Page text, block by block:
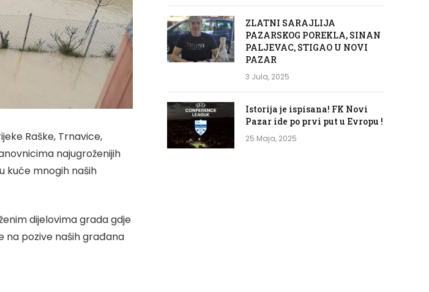
Raške, Trnavice,
najugroženijih
kuće mnogih naših
dijelovima grada gdje
na pozive naših građana
ZLATNI SARAJLIJA
PAZARSKOG POREKLA, SINAN
PALJEVAC, STIGAO U NOVI
PAZAR
3 Jula, 2025
Istorija je ispisana! FK Novi
Pazar ide po prvi put u Evropu !
25 Maja, 2025